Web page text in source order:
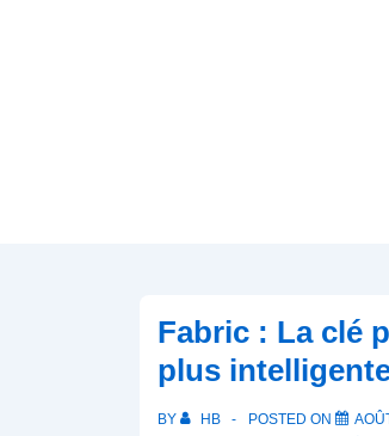
Fabric : La clé
plus
BY HB POSTED ON